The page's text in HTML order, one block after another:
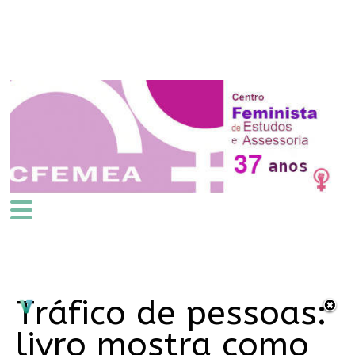
Tráfico de pessoas:
livro mostra como